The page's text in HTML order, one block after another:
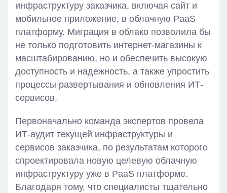
инфраструктуру заказчика, включая сайт и
мобильное приложение, в облачную PaaS
платформу. Миграция в облако позволила бы
не только подготовить интернет-магазины к
масштабированию, но и обеспечить высокую
доступность и надежность, а также упростить
процессы развертывания и обновления ИТ-
сервисов.
Первоначально команда экспертов провела
ИТ-аудит текущей инфраструктуры и
сервисов заказчика, по результатам которого
спроектировала новую целевую облачную
инфраструктуру уже в PaaS платформе.
Благодаря тому, что специалисты тщательно